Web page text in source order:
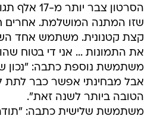
הסרטון צבר
שזו המתנה המושלמת. אחרים
קצת קטנונית. משתמש אחד
את התמונות ... אני די בטוח
אבל מבחינתי אפשר כבר לתת
הטובה ביותר לשנה זאת".
משתמשת שלישית כתבה: